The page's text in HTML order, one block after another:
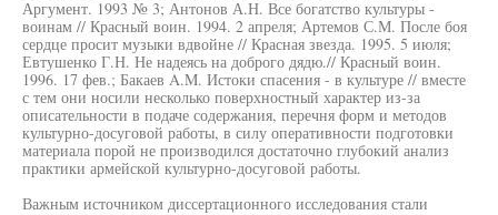
Аргумент. 1993 № 3; Антонов А.Н. Все богатство культуры -
воинам // Красный воин. 1994. 2 апреля; Артемов С.М. После боя
сердце просит музыки вдвойне // Красная звезда. 1995. 5 июля;
Евтушенко Г.Н. Не надеясь на доброго дядю.// Красный воин.
1996. 17 фев.; Бакаев A.M. Истоки спасения - в культуре // вместе
с тем они носили несколько поверхностный характер из-за
описательности в подаче содержания, перечня форм и методов
культурно-досуговой работы, в силу оперативности подготовки
материала порой не производился достаточно глубокий анализ
практики армейской культурно-досуговой работы.
Важным источником диссертационного исследования стали